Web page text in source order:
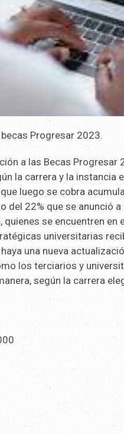
Progresar 2023.
a las Becas Progresar
la carrera y la instancia
luego se cobra
del 22% que se anunció
quienes se encuentren
universitarias
una nueva
los terciarios y
según la carrera